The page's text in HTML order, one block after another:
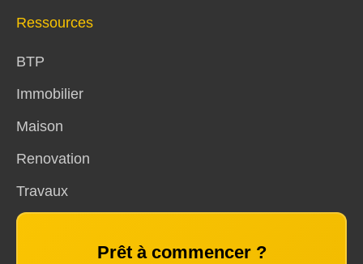
Ressources
BTP
Immobilier
Maison
Renovation
Travaux
Prêt à commencer ?